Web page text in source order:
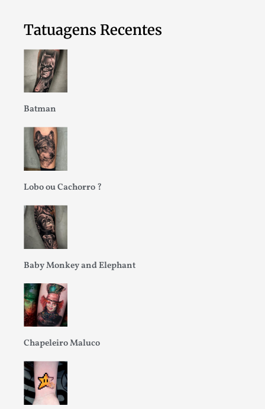
Tatuagens Recentes
Batman
Lobo ou Cachorro ?
Baby Monkey and Elephant
Chapeleiro Maluco